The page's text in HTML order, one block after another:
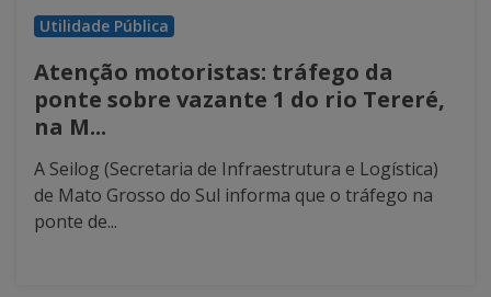
Utilidade Pública
Atenção motoristas: tráfego da
ponte sobre vazante 1 do rio Tereré,
na M...
A Seilog (Secretaria de Infraestrutura e Logística)
de Mato Grosso do Sul informa que o tráfego na
ponte de...